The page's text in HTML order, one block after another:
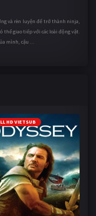
và rèn luyện để trở thành ninja,
thể giao tiếp với các loài động vật.
mình, cậu ...
HD VIETSUB